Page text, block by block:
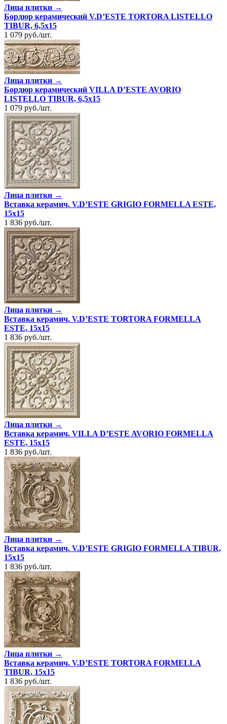
Лица плитки →
Бордюр керамический V.D’ESTE TORTORA LISTELLO
TIBUR, 6,5x15
1 079 руб./шт.
Лица плитки →
Бордюр керамический VILLA D’ESTE AVORIO
LISTELLO TIBUR, 6,5x15
1 079 руб./шт.
Лица плитки →
Вставка керамич. V.D’ESTE GRIGIO FORMELLA ESTE,
15x15
1 836 руб./шт.
Лица плитки →
Вставка керамич. V.D’ESTE TORTORA FORMELLA
ESTE, 15x15
1 836 руб./шт.
Лица плитки →
Вставка керамич. VILLA D’ESTE AVORIO FORMELLA
ESTE, 15x15
1 836 руб./шт.
Лица плитки →
Вставка керамич. V.D’ESTE GRIGIO FORMELLA TIBUR,
15x15
1 836 руб./шт.
Лица плитки →
Вставка керамич. V.D’ESTE TORTORA FORMELLA
TIBUR, 15x15
1 836 руб./шт.